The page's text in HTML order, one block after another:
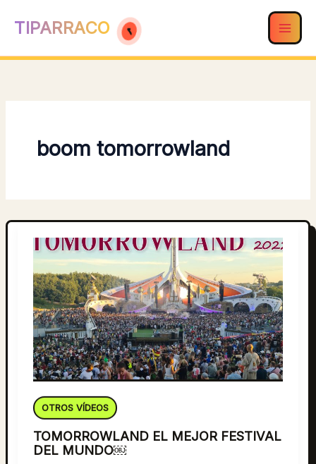
TIPARRACO
boom tomorrowland
OTROS VÍDEOS
TOMORROWLAND EL MEJOR FESTIVAL
DEL MUNDO￼